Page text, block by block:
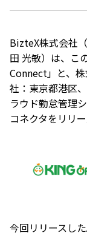
BizteX株式会社
田 光敏）は、こ
Connect」と、
社：東京都港区
ラウド勤怠管理
コネクタをリリ
今回リリースし